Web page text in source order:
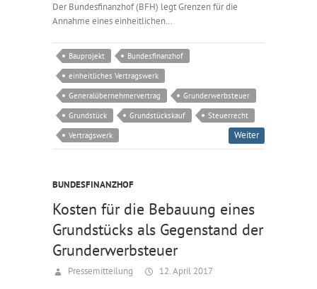
Der Bundesfinanzhof (BFH) legt Grenzen für die
Annahme eines einheitlichen…
Bauprojekt
Bundesfinanzhof
einheitliches Vertragswerk
Generalübernehmervertrag
Grunderwerbsteuer
Grundstück
Grundstückskauf
Steuerrecht
Vertragswerk
Weiter
BUNDESFINANZHOF
Kosten für die Bebauung eines
Grundstücks als Gegenstand der
Grunderwerbsteuer
Pressemitteilung 12. April 2017